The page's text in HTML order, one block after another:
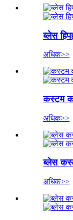
ब्लेस
अधिक>>
कस्टम
अधिक>>
ब्लेस
अधिक>>